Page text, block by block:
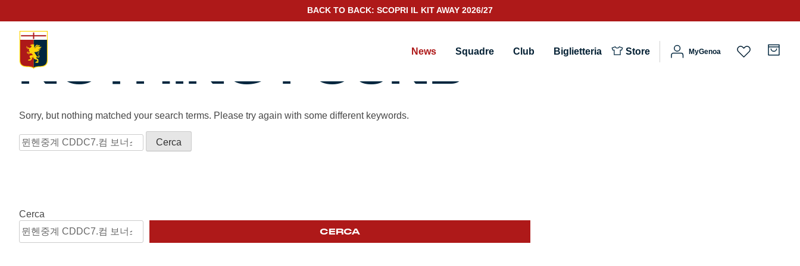
Prima squadra
Kit Gara 2026/27
Kit Gara 25/26
BACK TO BACK: SCOPRI IL KIT AWAY 2026/27
News Squadre Club Biglietteria Store MyGenoa
NOTHING FOUND
Sorry, but nothing matched your search terms. Please try again with some different keywords.
Ricerca
per:
Cerca
CERCA